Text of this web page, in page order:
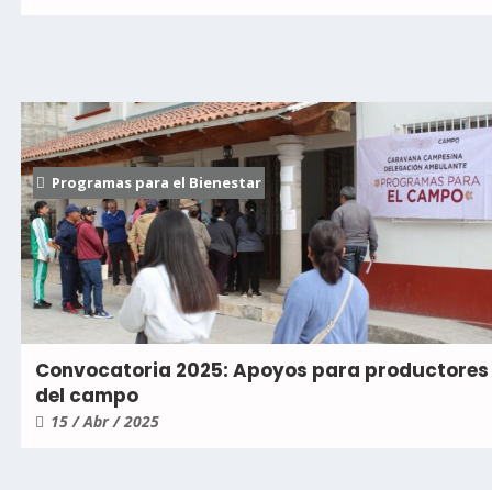
Programas para el Bienestar
Convocatoria 2025: Apoyos para productores
del campo
15 / Abr / 2025